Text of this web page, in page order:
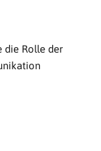
die Rolle der